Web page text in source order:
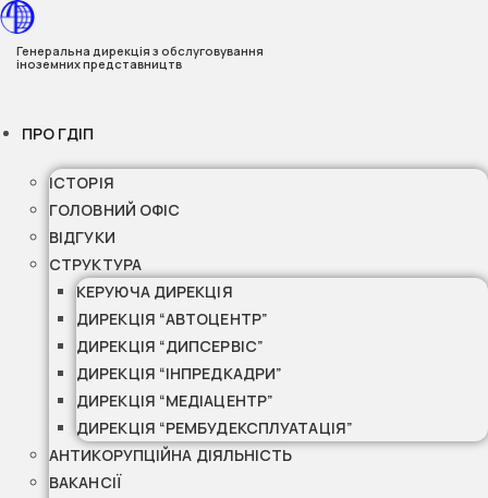
Перейти
до
вмісту
Генеральна дирекція з обслуговування
іноземних представництв
ПРО ГДІП
ІСТОРІЯ
ГОЛОВНИЙ ОФІС
ВІДГУКИ
СТРУКТУРА
КЕРУЮЧА ДИРЕКЦІЯ
ДИРЕКЦІЯ “АВТОЦЕНТР”
ДИРЕКЦІЯ “ДИПСЕРВІС”
ДИРЕКЦІЯ “ІНПРЕДКАДРИ”
ДИРЕКЦІЯ “МЕДІАЦЕНТР”
ДИРЕКЦІЯ “РЕМБУДЕКСПЛУАТАЦІЯ”
АНТИКОРУПЦІЙНА ДІЯЛЬНІСТЬ
ВАКАНСІЇ